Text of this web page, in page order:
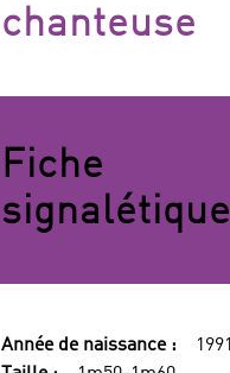
chanteuse
Fiche
signalétique
Année de naissance :
1991